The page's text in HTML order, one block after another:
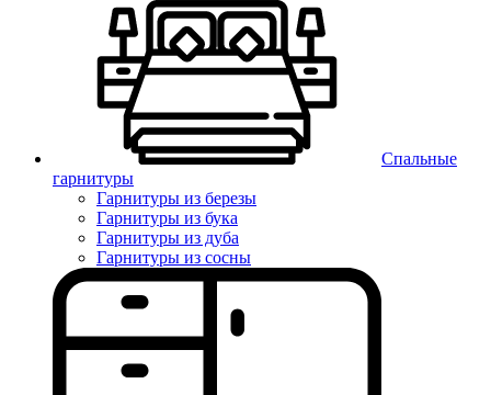
Спальные
гарнитуры
Гарнитуры из березы
Гарнитуры из бука
Гарнитуры из дуба
Гарнитуры из сосны